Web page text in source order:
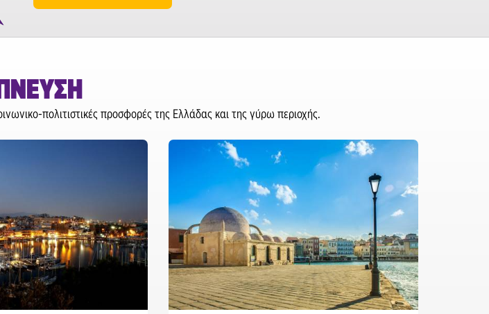
πολιτιστικές προσφορές της Ελλάδας και της γύρω περιοχής.